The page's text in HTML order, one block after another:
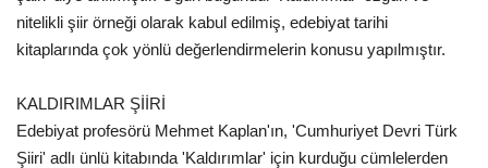
nitelikli şiir örneği olarak kabul edilmiş, edebiyat tarihi
kitaplarında çok yönlü değerlendirmelerin konusu yapılmıştır.
KALDIRIMLAR ŞİİRİ
Edebiyat profesörü Mehmet Kaplan'ın, 'Cumhuriyet Devri Türk
Şiiri' adlı ünlü kitabında 'Kaldırımlar' için kurduğu cümlelerden